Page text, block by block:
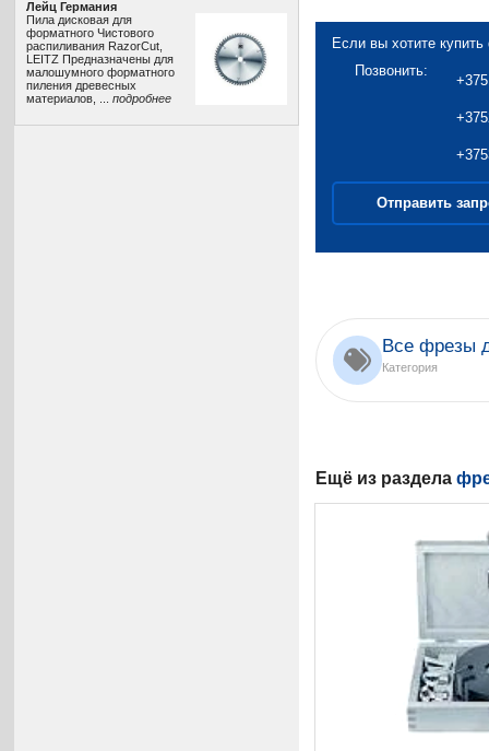
Лeйц Германия
Пила дисковая для
форматного Чистового
распиливания RazorCut,
LEITZ Предназначены для
малошумного форматного
пиления древесных
материалов, ... подробнее
Если вы хотите
Позвонить:
Отправить
Все фрезы
Категория
Ещё из раздела